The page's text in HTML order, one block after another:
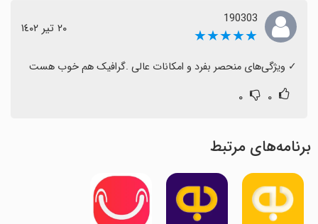
190303
★★★★★ ٢٠ تیر ١٤٠٢
‏✓ ویژگی‌های منحصر بفرد و امکانات عالی .گرافیک هم خوب هست
۰ ۰
برنامه‌های مرتبط